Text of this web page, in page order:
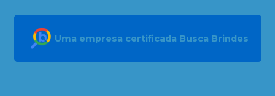
Uma empresa certificada Busca Brindes